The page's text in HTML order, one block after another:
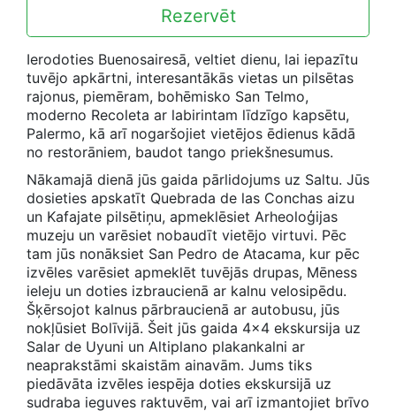
Rezervēt
Ierodoties Buenosairesā, veltiet dienu, lai iepazītu
tuvējo apkārtni, interesantākās vietas un pilsētas
rajonus, piemēram, bohēmisko San Telmo,
moderno Recoleta ar labirintam līdzīgo kapsētu,
Palermo, kā arī nogaršojiet vietējos ēdienus kādā
no restorāniem, baudot tango priekšnesumus.
Nākamajā dienā jūs gaida pārlidojums uz Saltu. Jūs
dosieties apskatīt Quebrada de las Conchas aizu
un Kafajate pilsētiņu, apmeklēsiet Arheoloģijas
muzeju un varēsiet nobaudīt vietējo virtuvi. Pēc
tam jūs nonāksiet San Pedro de Atacama, kur pēc
izvēles varēsiet apmeklēt tuvējās drupas, Mēness
ieleju un doties izbraucienā ar kalnu velosipēdu.
Šķērsojot kalnus pārbraucienā ar autobusu, jūs
nokļūsiet Bolīvijā. Šeit jūs gaida 4x4 ekskursija uz
Salar de Uyuni un Altiplano plakankalni ar
neaprakstāmi skaistām ainavām. Jums tiks
piedāvāta izvēles iespēja doties ekskursijā uz
sudraba ieguves raktuvēm, vai arī izmantojiet brīvo